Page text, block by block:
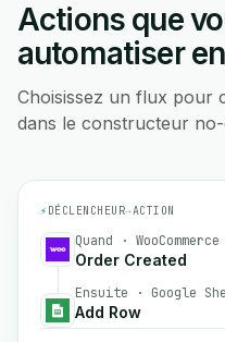
Actions que
automatiser
Choisissez un flux pour
dans le constructeur
⚡ DÉCLENCHEUR→ACTION
Quand · WooCommerce
Order Created
Ensuite · Google
Add Row